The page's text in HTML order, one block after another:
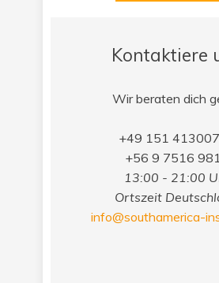
Kontaktiere
Wir beraten dich
+49 151
+56 9 7516
13:00 - 21:00
Ortszeit
info@southamerica-